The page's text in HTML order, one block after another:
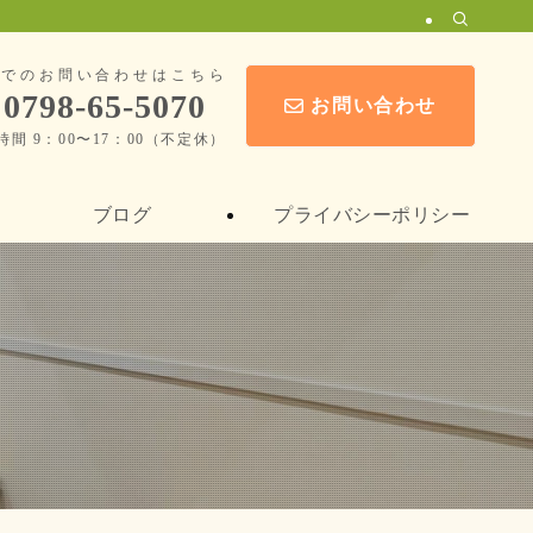
のお問い合わせはこちら
0798-65-5070
間 9：00〜17：00（不定休）
お問い合わせ
ブログ プライバシーポリシー